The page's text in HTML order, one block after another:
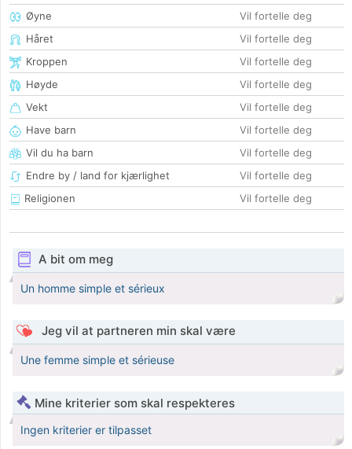
Øyne
Vil fortelle deg
Håret
Vil fortelle deg
Kroppen
Vil fortelle deg
Høyde
Vil fortelle deg
Vekt
Vil fortelle deg
Have barn
Vil fortelle deg
Vil du ha barn
Vil fortelle deg
Endre by / land for kjærlighet
Vil fortelle deg
Religionen
Vil fortelle deg
A bit om meg
Un homme simple et sérieux
Jeg vil at partneren min skal være
Une femme simple et sérieuse
Mine kriterier som skal respekteres
Ingen kriterier er tilpasset